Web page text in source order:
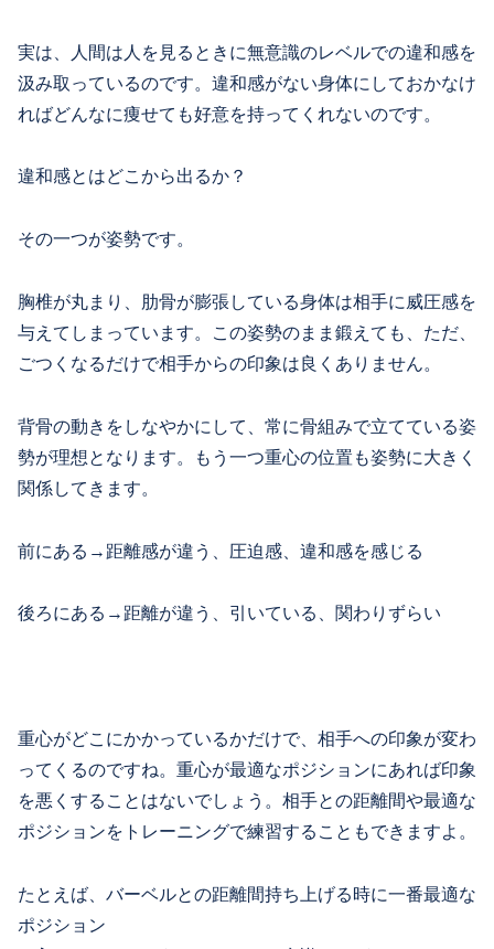
実は、人間は人を見るときに無意識のレベルでの違和感を
汲み取っているのです。違和感がない身体にしておかなけ
ればどんなに痩せても好意を持ってくれないのです。
違和感とはどこから出るか？
その一つが姿勢です。
胸椎が丸まり、肋骨が膨張している身体は相手に威圧感を
与えてしまっています。この姿勢のまま鍛えても、ただ、
ごつくなるだけで相手からの印象は良くありません。
背骨の動きをしなやかにして、常に骨組みで立てている姿
勢が理想となります。もう一つ重心の位置も姿勢に大きく
関係してきます。
前にある→距離感が違う、圧迫感、違和感を感じる
後ろにある→距離が違う、引いている、関わりずらい
重心がどこにかかっているかだけで、相手への印象が変わ
ってくるのですね。重心が最適なポジションにあれば印象
を悪くすることはないでしょう。相手との距離間や最適な
ポジションをトレーニングで練習することもできますよ。
たとえば、バーベルとの距離間持ち上げる時に一番最適な
ポジション